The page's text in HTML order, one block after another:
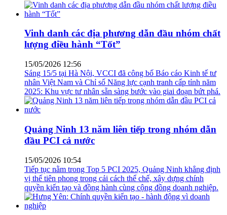
Vinh danh các địa phương dẫn đầu nhóm chất
lượng điều hành “Tốt”
15/05/2026 12:56
Sáng 15/5 tại Hà Nội, VCCI đã công bố Báo cáo Kinh tế tư
2025: Khu vực tư nhân sẵn sàng bước vào giai đoạn bứt phá.
Quảng Ninh 13 năm liên tiếp trong nhóm dẫn
đầu PCI cả nước
15/05/2026 10:54
Tiếp tục nằm trong Top 5 PCI 2025, Quảng Ninh khẳng định
quyền kiến tạo và đồng hành cùng cộng đồng doanh nghiệp.
Hưng Yên: Chính quyền kiến tạo - hành động
vì doanh nghiệp